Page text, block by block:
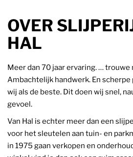
OVER
HAL
Meer dan 70 jaar ervaring. …
Ambachtelijk handwerk. En scherpe
wij als de beste. Dit doen wij snel,
gevoel.
Van Hal is echter meer dan een
voor het sleutelen aan tuin- en
in 1975 gaan verkopen en